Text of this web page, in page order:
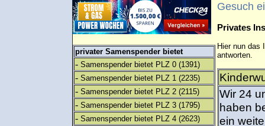
privater Samenspender bietet
- Samenspender bietet PLZ 0 (1391)
- Samenspender bietet PLZ 1 (2235)
- Samenspender bietet PLZ 2 (2115)
- Samenspender bietet PLZ 3 (1795)
- Samenspender bietet PLZ 4 (2623)
Gesuch
Privates
Hier nun das
antworten.
Wir 24
haben
ein